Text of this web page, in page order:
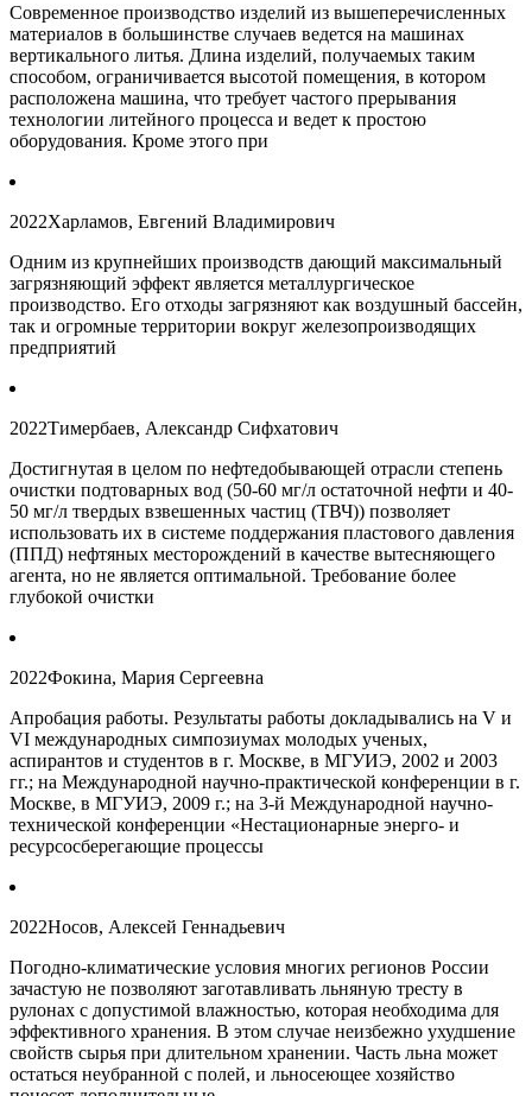
Современное производство изделий из вышеперечисленных
материалов в большинстве случаев ведется на машинах
вертикального литья. Длина изделий, получаемых таким
способом, ограничивается высотой помещения, в котором
расположена машина, что требует частого прерывания
технологии литейного процесса и ведет к простою
оборудования. Кроме этого при
2022Харламов, Евгений Владимирович
Одним из крупнейших производств дающий максимальный
загрязняющий эффект является металлургическое
производство. Его отходы загрязняют как воздушный бассейн,
так и огромные территории вокруг железопроизводящих
предприятий
2022Тимербаев, Александр Сифхатович
Достигнутая в целом по нефтедобывающей отрасли степень
очистки подтоварных вод (50-60 мг/л остаточной нефти и 40-
50 мг/л твердых взвешенных частиц (ТВЧ)) позволяет
использовать их в системе поддержания пластового давления
(ППД) нефтяных месторождений в качестве вытесняющего
агента, но не является оптимальной. Требование более
глубокой очистки
2022Фокина, Мария Сергеевна
Апробация работы. Результаты работы докладывались на V и
VI международных симпозиумах молодых ученых,
аспирантов и студентов в г. Москве, в МГУИЭ, 2002 и 2003
гг.; на Международной научно-практической конференции в г.
Москве, в МГУИЭ, 2009 г.; на 3-й Международной научно-
технической конференции «Нестационарные энерго- и
ресурсосберегающие процессы
2022Носов, Алексей Геннадьевич
Погодно-климатические условия многих регионов России
зачастую не позволяют заготавливать льняную тресту в
рулонах с допустимой влажностью, которая необходима для
эффективного хранения. В этом случае неизбежно ухудшение
свойств сырья при длительном хранении. Часть льна может
остаться неубранной с полей, и льносеющее хозяйство